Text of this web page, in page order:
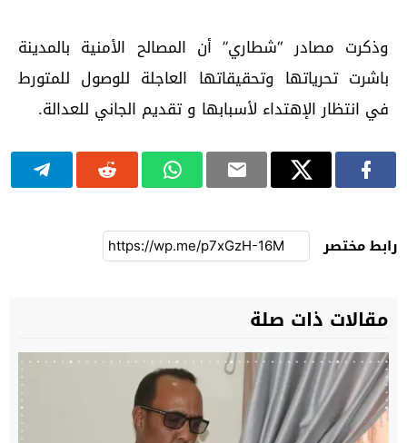
وذكرت مصادر “شطاري” أن المصالح الأمنية بالمدينة
باشرت تحرياتها وتحقيقاتها العاجلة للوصول للمتورط
في انتظار الإهتداء لأسبابها و تقديم الجاني للعدالة.
رابط مختصر
مقالات ذات صلة